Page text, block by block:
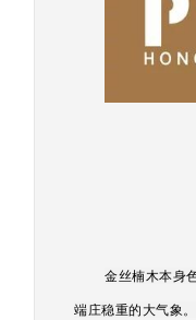
金丝楠木本身
端庄稳重的大气象